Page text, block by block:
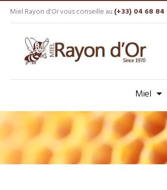
Miel Rayon d'Or vous conseille au (+33) 04 68 84
Miel